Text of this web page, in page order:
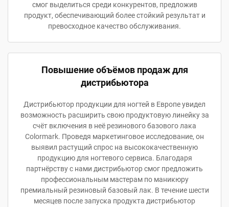
смог выделиться среди конкурентов, предложив
продукт, обеспечивающий более стойкий результат и
превосходное качество обслуживания.
Повышение объёмов продаж для
дистрибьютора
Дистрибьютор продукции для ногтей в Европе увидел
возможность расширить свою продуктовую линейку за
счёт включения в неё резинового базового лака
Colormark. Проведя маркетинговое исследование, он
выявил растущий спрос на высококачественную
продукцию для ногтевого сервиса. Благодаря
партнёрству с нами дистрибьютор смог предложить
профессиональным мастерам по маникюру
премиальный резиновый базовый лак. В течение шести
месяцев после запуска продукта дистрибьютор